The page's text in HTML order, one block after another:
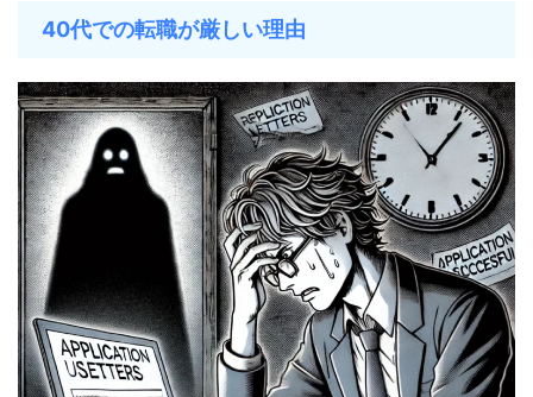
40代での転職が厳しい理由